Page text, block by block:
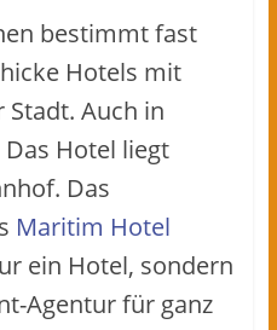
bestimmt fast
Hotels mit
Stadt. Auch in
Hotel liegt
Das
Maritim Hotel
ein Hotel, sondern
Agentur für ganz